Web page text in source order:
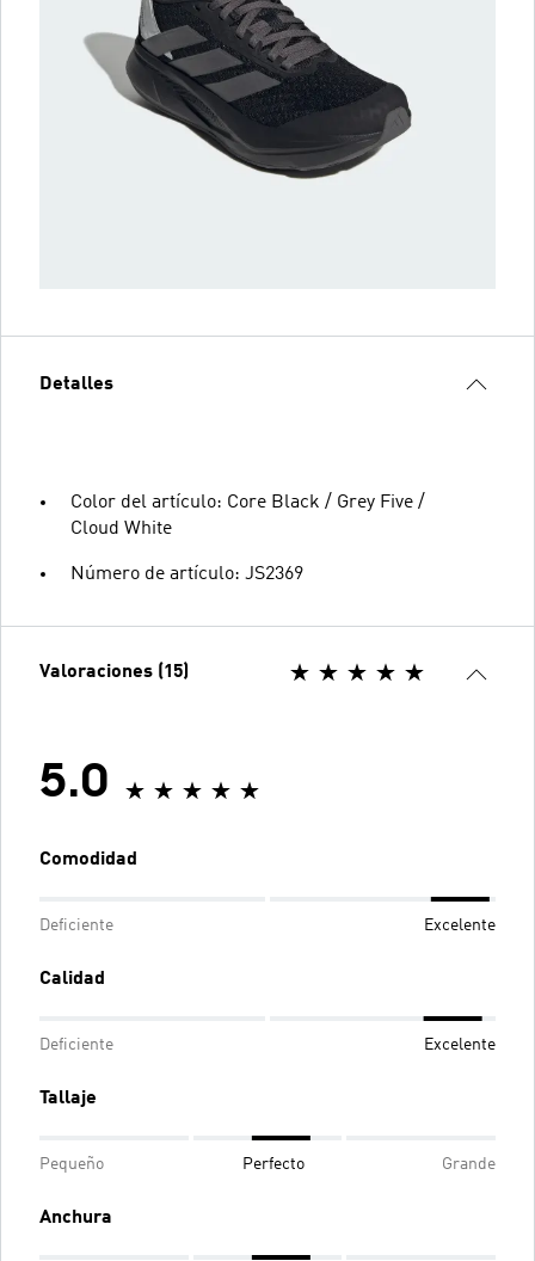
Detalles
Color del artículo: Core Black / Grey Five /
Cloud White
Número de artículo: JS2369
Valoraciones (15)
5.0
Comodidad
Deficiente Excelente
Calidad
Deficiente Excelente
Tallaje
Pequeño Perfecto Grande
Anchura